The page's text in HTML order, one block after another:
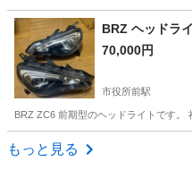
長野 長野市 その他
BRZ ヘッド
70,000円
市役所前駅
BRZ ZC6 前期型のヘッドライトです。
長野 長野市
もっと見る